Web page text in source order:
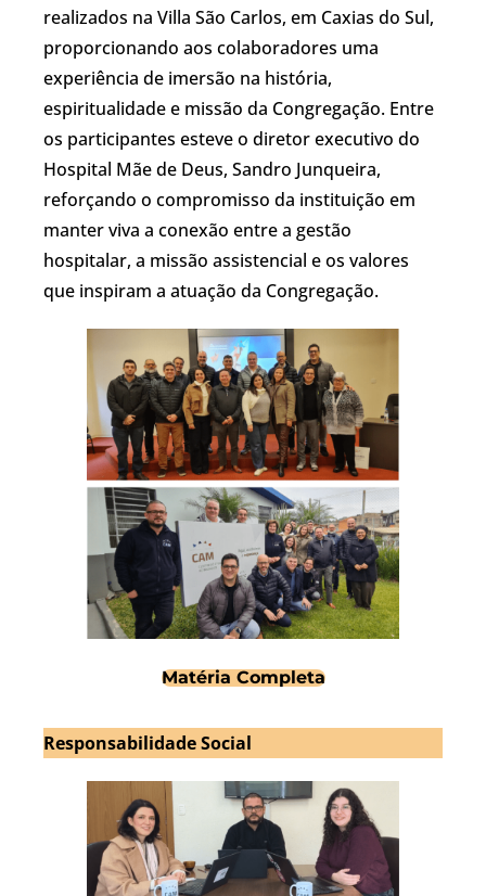
realizados na Villa São Carlos, em Caxias do Sul,
proporcionando aos colaboradores uma
experiência de imersão na história,
espiritualidade e missão da Congregação. Entre
os participantes esteve o diretor executivo do
Hospital Mãe de Deus, Sandro Junqueira,
reforçando o compromisso da instituição em
manter viva a conexão entre a gestão
hospitalar, a missão assistencial e os valores
que inspiram a atuação da Congregação.
Matéria Completa
Responsabilidade Social